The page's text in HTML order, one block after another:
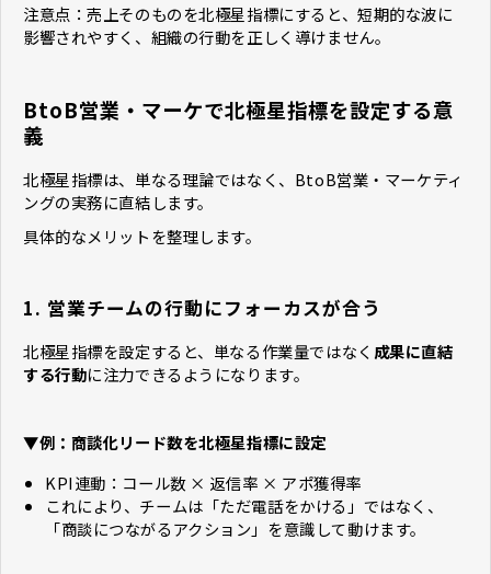
注意点：売上そのものを北極星指標にすると、短期的な波に
影響されやすく、組織の行動を正しく導けません。
BtoB営業・マーケで北極星指標を設定する意
義
北極星指標は、単なる理論ではなく、BtoB営業・マーケティ
ングの実務に直結します。
具体的なメリットを整理します。
1. 営業チームの行動にフォーカスが合う
北極星指標を設定すると、単なる作業量ではなく 成果に直結
する行動に注力できるようになります。
▼例：商談化リード数を北極星指標に設定
KPI連動：コール数 × 返信率 × アポ獲得率
これにより、チームは「ただ電話をかける」ではなく、
「商談につながるアクション」を意識して動けます。